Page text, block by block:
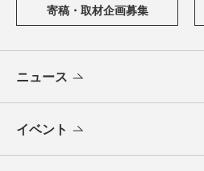
寄稿・取材企画募集
ニュース
イベント